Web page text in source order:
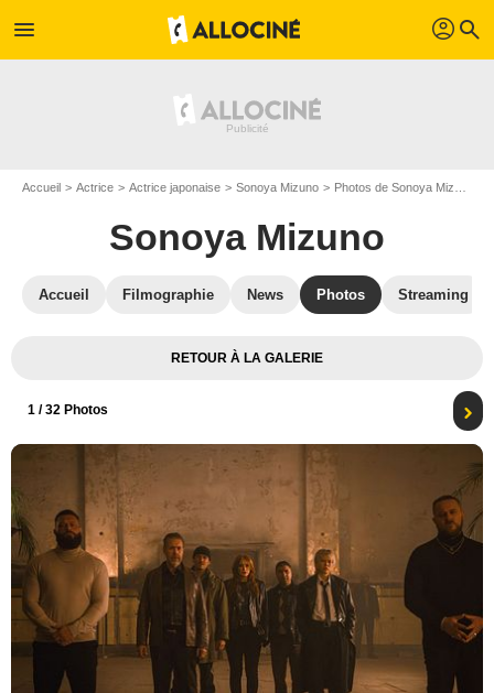
menu profil search
Accueil Actrice Actrice japonaise Sonoya Mizuno Photos de Sonoya Mizuno
Sonoya Mizuno
Accueil Filmographie News Photos Streaming
RETOUR À LA GALERIE
1 / 32 Photos